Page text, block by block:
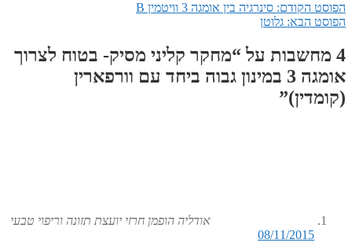
הפוסט הקודם: סינרגיה בין אומגה 3 וויטמין B
הפוסט הבא: גלוטן
4 מחשבות על “
מחקר קליני מסיק- בטוח לצרוך
אומגה 3 במינון גבוה ביחד עם וורפארין
(קומדין)”
אודליה הופמן חרזי יועצת תזונה וריפוי טבעי
08/11/2015